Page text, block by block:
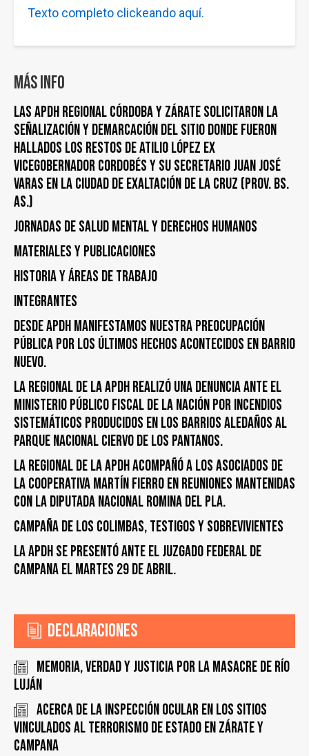
Texto completo clickeando aquí.
Más info
LAS APDH REGIONAL CÓRDOBA Y ZÁRATE SOLICITARON LA
SEÑALIZACIÓN Y DEMARCACIÓN DEL SITIO DONDE FUERON
HALLADOS LOS RESTOS DE ATILIO LÓPEZ EX
VICEGOBERNADOR CORDOBÉS Y SU SECRETARIO JUAN JOSÉ
VARAS EN LA CIUDAD DE EXALTACIÓN DE LA CRUZ (PROV. BS.
AS.)
Jornadas de Salud Mental y Derechos Humanos
Materiales y publicaciones
Historia y áreas de trabajo
Integrantes
DESDE APDH MANIFESTAMOS NUESTRA PREOCUPACIÓN
PÚBLICA POR LOS ÚLTIMOS HECHOS ACONTECIDOS EN BARRIO
NUEVO.
LA REGIONAL DE LA APDH REALIZÓ UNA DENUNCIA ANTE EL
MINISTERIO PÚBLICO FISCAL DE LA NACIÓN POR INCENDIOS
SISTEMÁTICOS PRODUCIDOS EN LOS BARRIOS ALEDAÑOS AL
PARQUE NACIONAL CIERVO DE LOS PANTANOS.
LA REGIONAL DE LA APDH ACOMPAÑÓ A LOS ASOCIADOS DE
LA COOPERATIVA MARTÍN FIERRO EN REUNIONES MANTENIDAS
CON LA DIPUTADA NACIONAL ROMINA DEL PLA.
CAMPAÑA DE LOS COLIMBAS, TESTIGOS y SOBREVIVIENTES
LA APDH SE PRESENTÓ ANTE EL JUZGADO FEDERAL DE
CAMPANA EL MARTES 29 DE ABRIL.
Declaraciones
MEMORIA, VERDAD Y JUSTICIA POR LA MASACRE DE RÍO
LUJÁN
Acerca de la inspección ocular en los sitios
vinculados al terrorismo de Estado en Zárate y
Campana